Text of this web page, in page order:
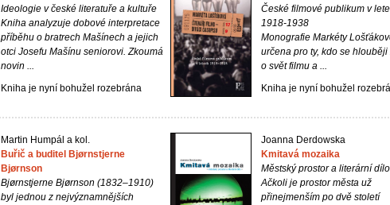
Ideologie v české literatuře a kultuře
Kniha analyzuje dobové interpretace
příběhu o bratrech Mašínech a jejich
otci Josefu Mašínu seniorovi. Zkoumá
novin ...
Kniha je nyní bohužel rozebrána
České filmové publikum v
1918-1938
Monografie Markéty
určena pro ty, kdo se
o svět filmu a ...
Kniha je nyní bohužel
Martin Humpál a kol.
Buřič a buditel Bjørnstjerne
Bjørnson
Bjørnstjerne Bjørnson (1832–1910)
byl jednou z nejvýznamnějších
Joanna Derdowska
Kmitavá mozaika
Městský prostor a literární dílo
Ačkoli je prostor města už
přinejmenším po dvě století